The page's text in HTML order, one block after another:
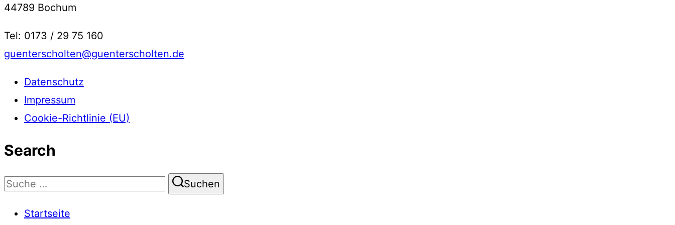
44789 Bochum
Tel: 0173 / 29 75 160
guenterscholten@guenterscholten.de
Datenschutz
Impressum
Cookie-Richtlinie (EU)
Search
Suchen
Suchen
Startseite